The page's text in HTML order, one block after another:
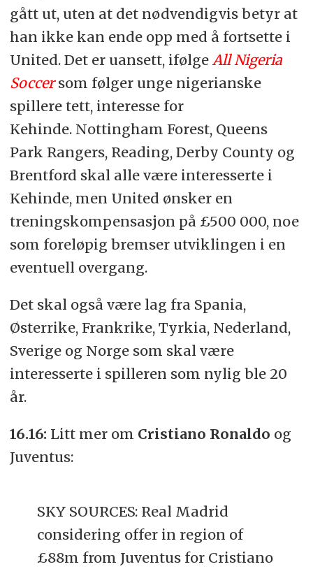
gått ut, uten at det nødvendigvis betyr at
han ikke kan ende opp med å fortsette i
United. Det er uansett, ifølge All Nigeria
Soccersom følger unge nigerianske
spillere tett, interesse for
Kehinde. Nottingham Forest, Queens
Park Rangers, Reading, Derby County og
Brentford skal alle være interesserte i
Kehinde, men United ønsker en
treningskompensasjon på £500 000, noe
som foreløpig bremser utviklingen i en
eventuell overgang.
Det skal også være lag fra Spania,
Østerrike, Frankrike, Tyrkia, Nederland,
Sverige og Norge som skal være
interesserte i spilleren som nylig ble 20
år.
16.16: Litt mer om Cristiano Ronaldo og
Juventus:
SKY SOURCES: Real Madrid
considering offer in region of
£88m from Juventus for Cristiano